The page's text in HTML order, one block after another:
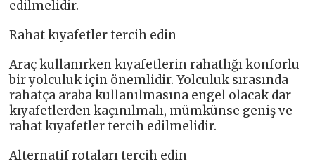
edilmelidir.
Rahat kıyafetler tercih edin
Araç kullanırken kıyafetlerin rahatlığı konforlu
bir yolculuk için önemlidir. Yolculuk sırasında
rahatça araba kullanılmasına engel olacak dar
kıyafetlerden kaçınılmalı, mümkünse geniş ve
rahat kıyafetler tercih edilmelidir.
Alternatif rotaları tercih edin